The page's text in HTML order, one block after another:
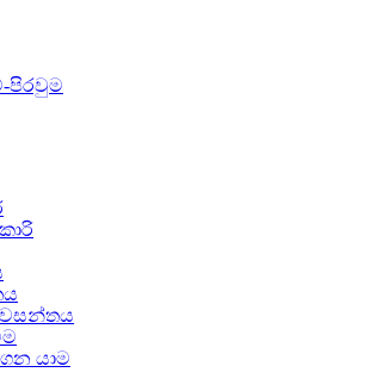
වසන්තය
යාම